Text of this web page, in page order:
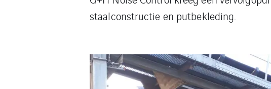
staalconstructie en putbekleding.